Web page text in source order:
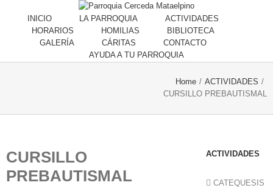
INICIO LA PARROQUIA
ACTIVIDADES
HORARIOS
HOMILIAS
BIBLIOTECA
GALERÍA
CÁRITAS
CONTACTO
AYUDA A TU PARROQUIA
Home / ACTIVIDADES /
CURSILLO PREBAUTISMAL
CURSILLO
PREBAUTISMAL
ACTIVIDADES
CATEQUESIS